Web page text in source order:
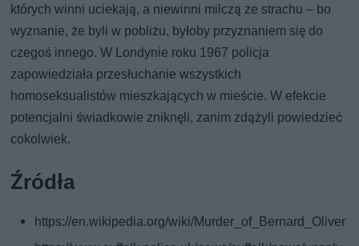
których winni uciekają, a niewinni milczą ze strachu – bo
wyznanie, że byli w pobliżu, byłoby przyznaniem się do
czegoś innego. W Londynie roku 1967 policja
zapowiedziała przesłuchanie wszystkich
homoseksualistów mieszkających w mieście. W efekcie
potencjalni świadkowie zniknęli, zanim zdążyli powiedzieć
cokolwiek.
Źródła
https://en.wikipedia.org/wiki/Murder_of_Bernard_Oliver